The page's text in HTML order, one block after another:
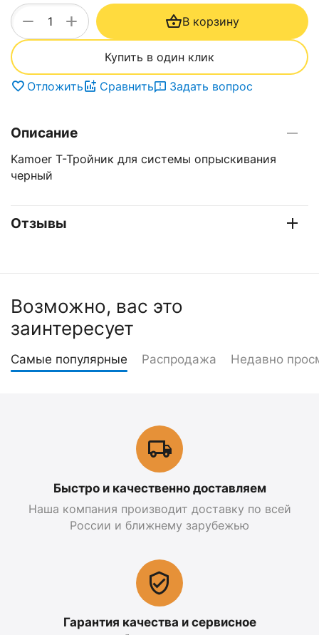
+
− В корзину
Купить в один клик
Отложить Сравнить Задать вопрос
Описание
Kamoer Т-Тройник для системы опрыскивания
черный
Отзывы
Возможно, вас это
заинтересует
Самые популярные Распродажа Недавно
Быстро и качественно доставляем
Наша компания производит доставку по всей
России и ближнему зарубежью
Гарантия качества и сервисное